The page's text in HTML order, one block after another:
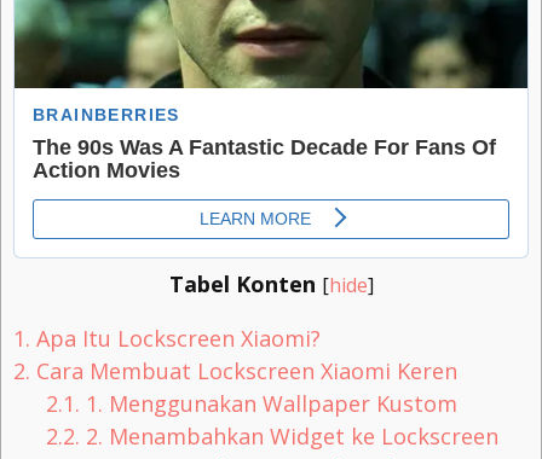
Tabel Konten [hide]
1. Apa Itu Lockscreen Xiaomi?
2. Cara Membuat Lockscreen Xiaomi Keren
2.1. 1. Menggunakan Wallpaper Kustom
2.2. 2. Menambahkan Widget ke Lockscreen